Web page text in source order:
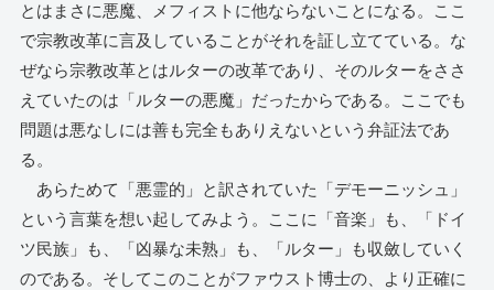
とはまさに悪魔、メフィストに他ならないことになる。ここ
で宗教改革に言及していることがそれを証し立てている。な
ぜなら宗教改革とはルターの改革であり、そのルターをささ
えていたのは「ルターの悪魔」だったからである。ここでも
問題は悪なしには善も完全もありえないという弁証法であ
る。
あらためて「悪霊的」と訳されていた「デモーニッシュ」
という言葉を想い起してみよう。ここに「音楽」も、「ドイ
ツ民族」も、「凶暴な未熟」も、「ルター」も収斂していく
のである。そしてこのことがファウスト博士の、より正確に